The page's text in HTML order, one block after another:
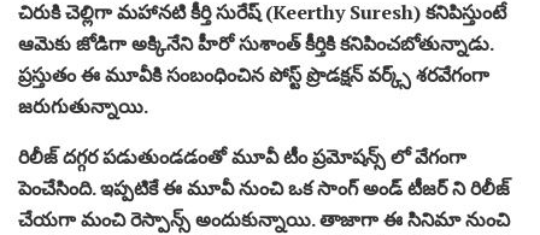
చిరుకి చెల్లిగా మహానటి కీర్తి సురేష్ (Keerthy Suresh) కనిపిస్తుంటే
ఆమెకు జోడిగా అక్కినేని హీరో సుశాంత్ కీర్తికి కనిపించబోతున్నాడు.
ప్రస్తుతం ఈ మూవీకి సంబంధించిన పోస్ట్ ప్రొడక్షన్ వర్క్స్ శరవేగంగా
జరుగుతున్నాయి.
రిలీజ్ దగ్గర పడుతుండడంతో మూవీ టీం ప్రమోషన్స్ లో వేగంగా
పెంచేసింది. ఇప్పటికే ఈ మూవీ నుంచి ఒక సాంగ్ అండ్ టీజర్ ని రిలీజ్
చేయగా మంచి రెస్పాన్స్ అందుకున్నాయి. తాజాగా ఈ సినిమా నుంచి